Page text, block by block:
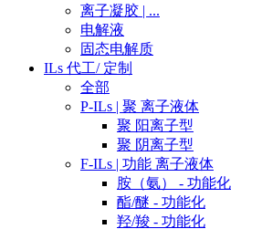
离子凝胶 | ...
电解液
固态电解质
ILs 代工/ 定制
全部
P-ILs | 聚 离子液体
聚 阳离子型
聚 阴离子型
F-ILs | 功能 离子液体
胺（氨） - 功能化
酯/醚 - 功能化
羟/羧 - 功能化